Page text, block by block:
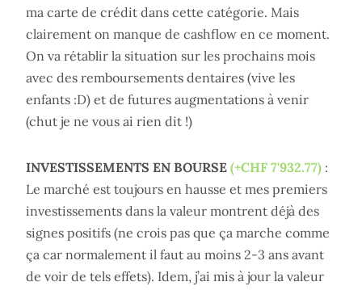
ma carte de crédit dans cette catégorie. Mais
clairement on manque de cashflow en ce moment.
On va rétablir la situation sur les prochains mois
avec des remboursements dentaires (vive les
enfants :D) et de futures augmentations à venir
(chut je ne vous ai rien dit !)
INVESTISSEMENTS EN BOURSE (+CHF 7'932.77) :
Le marché est toujours en hausse et mes premiers
investissements dans la valeur montrent déjà des
signes positifs (ne crois pas que ça marche comme
ça car normalement il faut au moins 2-3 ans avant
de voir de tels effets). Idem, j’ai mis à jour la valeur